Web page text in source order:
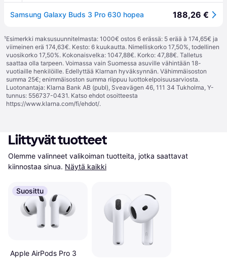
Samsung Galaxy Buds 3 Pro 630 hopea 188,26 €
¹Esimerkki maksusuunnitelmasta: 1000€ ostos 6 erässä: 5 erää à 174,65€ ja
viimeinen erä 174,63€. Kesto: 6 kuukautta. Nimelliskorko 17,50%, todellinen
vuosikorko 17,50%. Kokonaisvelka: 1047,88€. Korko: 47,88€. Talletus
saattaa olla tarpeen. Voimassa vain Suomessa asuville vähintään 18-
vuotiaille henkilöille. Edellyttää Klarnan hyväksynnän. Vähimmäisoston
summa 25€; enimmäisoston summa riippuu luottokelpoisuusarviosta.
Luotonantaja: Klarna Bank AB (publ), Sveavägen 46, 111 34 Tukholma, Y-
tunnus: 556737-0431. Katso ehdot osoitteesta
https://www.klarna.com/fi/ehdot/.
Liittyvät tuotteet
Olemme valinneet valikoiman tuotteita, jotka saattavat
kiinnostaa sinua. Näytä kaikki
Suosittu
Apple AirPods Pro 3